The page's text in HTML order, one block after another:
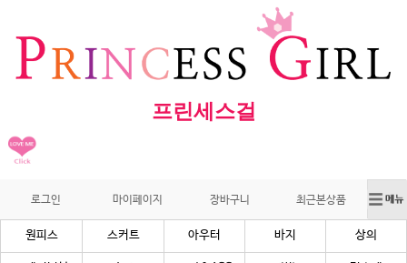
프린세스걸
로그인 마이페이지 장바구니 최근본상품
원피스 스커트 아우터 바지 상의